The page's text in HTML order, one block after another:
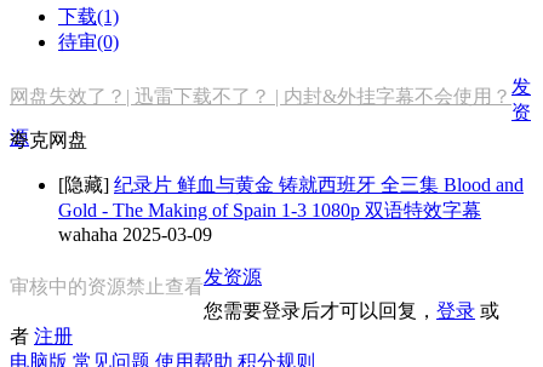
下载(1)
待审(0)
网盘失效了？| 迅雷下载不了？ | 内封&外挂字幕不会使用？ 发
资
源
夸克网盘
[隐藏] 纪录片 鲜血与黄金 铸就西班牙 全三集 Blood and
Gold - The Making of Spain 1-3 1080p 双语特效字幕
wahaha 2025-03-09
审核中的资源禁止查看发资源
您需要登录后才可以回复， 登录 或
者 注册
电脑版 常见问题 使用帮助 积分规则